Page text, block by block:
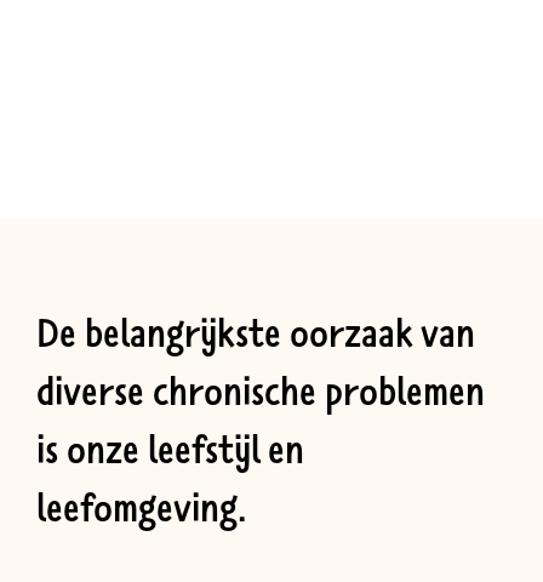
De belangrijkste oorzaak van
diverse chronische problemen
is onze leefstijl en
leefomgeving.